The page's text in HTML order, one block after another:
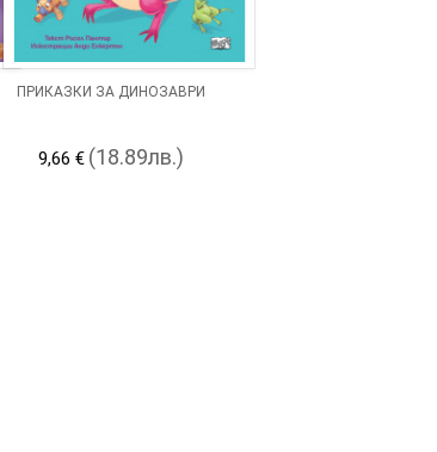
ПРИКАЗКИ ЗА ДИНОЗАВРИ
9,66 € (18.89лв.)